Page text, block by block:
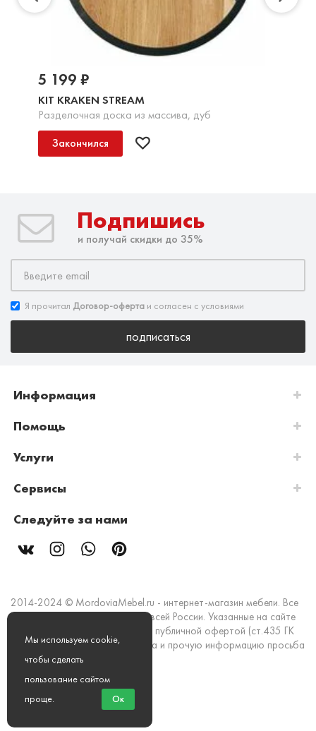
KIT KRAKEN STREAM
Разделочная доска из массива, дуб
5 199 ₽
Закончился
Подпишись
и получай скидки до 35%
Я прочитал Договор-оферта и согласен с условиями
подписаться
Информация
Помощь
Услуги
Сервисы
Следуйте за нами
2014-2024 © MordoviaMebel.ru - интернет-магазин мебели. Все
права защищены. Доставка по всей России. Указанные на сайте
цены и информация не являются публичной офертой (ст.435 ГК
РФ). Стоимость, наличие товара и прочую информацию просьба
уточнять в офисах продаж.
Мы принимаем к оплате:
Мы используем cookie,
чтобы сделать
пользование сайтом
проще. Ок